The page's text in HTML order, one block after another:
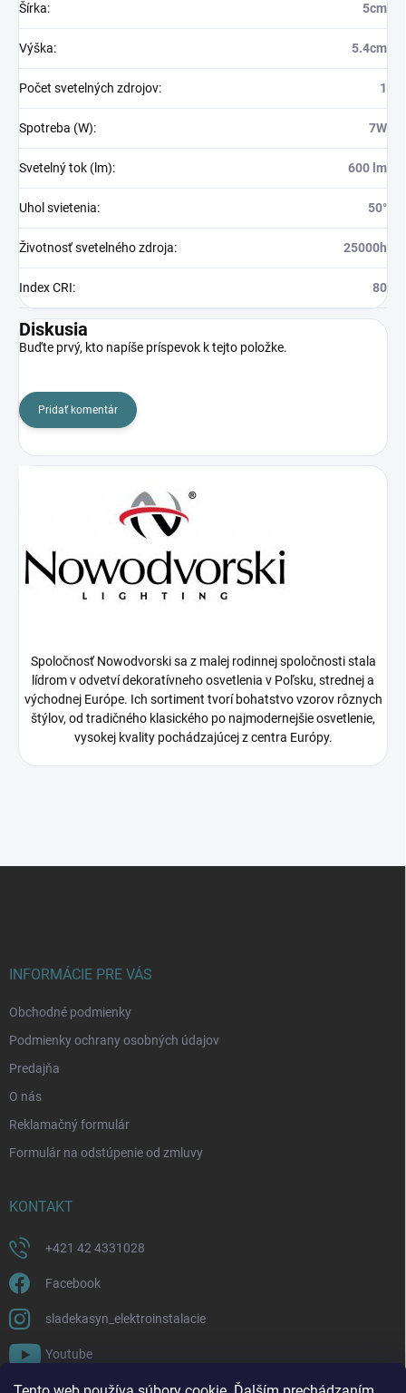
Šírka: 5cm
Výška: 5.4cm
Počet svetelných zdrojov: 1
Spotreba (W): 7W
Svetelný tok (lm): 600 lm
Uhol svietenia: 50°
Životnosť svetelného zdroja: 25000h
Index CRI: 80
Diskusia
Buďte prvý, kto napíše príspevok k tejto položke.
Pridať komentár
Spoločnosť Nowodvorski sa z malej rodinnej spoločnosti stala
lídrom v odvetví dekoratívneho osvetlenia v Poľsku, strednej a
východnej Európe. Ich sortiment tvorí bohatstvo vzorov rôznych
štýlov, od tradičného klasického po najmodernejšie osvetlenie,
vysokej kvality pochádzajúcej z centra Európy.
INFORMÁCIE PRE VÁS
Obchodné podmienky
Podmienky ochrany osobných údajov
Predajňa
O nás
Reklamačný formulár
Formulár na odstúpenie od zmluvy
KONTAKT
+421 42 4331028
Facebook
sladekasyn_elektroinstalacie
Youtube